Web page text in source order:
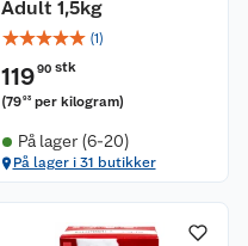
Adult 1,5kg
☆☆☆☆☆ (1)
11990 stk
(7993 per kilogram)
På lager (6-20)
På lager i 31 butikker